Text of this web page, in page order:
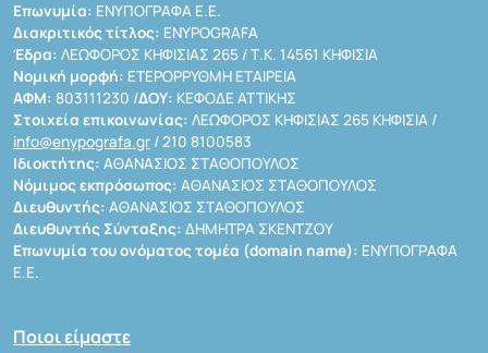
Επωνυμία: ΕΝΥΠΟΓΡΑΦΑ Ε.Ε.
Διακριτικός τίτλος: ENYPOGRAFA
Έδρα: ΛΕΩΦΟΡΟΣ ΚΗΦΙΣΙΑΣ 265 / Τ.Κ. 14561 ΚΗΦΙΣΙΑ
Νομική μορφή: ΕΤΕΡΟΡΡΥΘΜΗ ΕΤΑΙΡΕΙΑ
ΑΦΜ: 803111230 /ΔΟΥ: ΚΕΦΟΔΕ ΑΤΤΙΚΗΣ
Στοιχεία επικοινωνίας: ΛΕΩΦΟΡΟΣ ΚΗΦΙΣΙΑΣ 265 ΚΗΦΙΣΙΑ /
info@enypografa.gr / 210 8100583
Ιδιοκτήτης: ΑΘΑΝΑΣΙΟΣ ΣΤΑΘΟΠΟΥΛΟΣ
Νόμιμος εκπρόσωπος: ΑΘΑΝΑΣΙΟΣ ΣΤΑΘΟΠΟΥΛΟΣ
Διευθυντής: ΑΘΑΝΑΣΙΟΣ ΣΤΑΘΟΠΟΥΛΟΣ
Διευθυντής Σύνταξης: ΔΗΜΗΤΡΑ ΣΚΕΝΤΖΟΥ
Επωνυμία του ονόματος τομέα (domain name): ΕΝΥΠΟΓΡΑΦΑ
Ε.Ε.
Ποιοι είμαστε